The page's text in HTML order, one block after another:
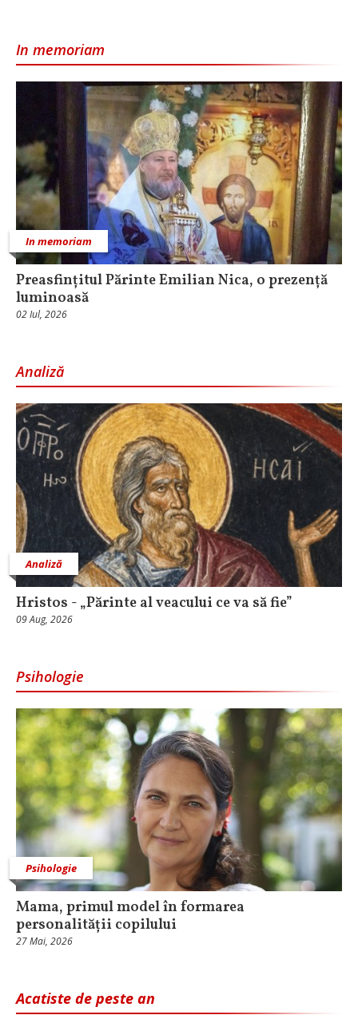
In memoriam
In memoriam
Preasfințitul Părinte Emilian Nica, o prezență
luminoasă
02 Iul, 2026
Analiză
Analiză
Hristos - „Părinte al veacului ce va să fie”
09 Aug, 2026
Psihologie
Psihologie
Mama, primul model în formarea
personalității copilului
27 Mai, 2026
Acatiste de peste an